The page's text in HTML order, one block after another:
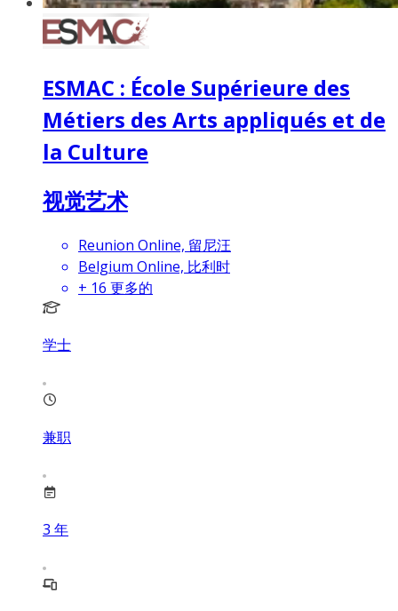
ESMAC : École Supérieure des
Métiers des Arts appliqués et de
la Culture
视觉艺术
Reunion Online, 留尼汪
Belgium Online, 比利时
+ 16 更多的
学士
兼职
3 年